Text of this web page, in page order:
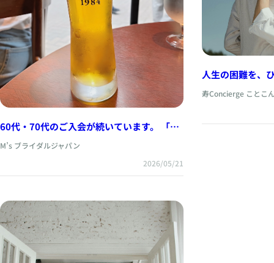
60代・70代のご入会が続いています。 「も
う遅い」ではなく、“今だからこそ出会える
結婚”があります。
M’s ブライダルジャパン
2026/05/21
人生の困難を、
寿Concierge ことこ